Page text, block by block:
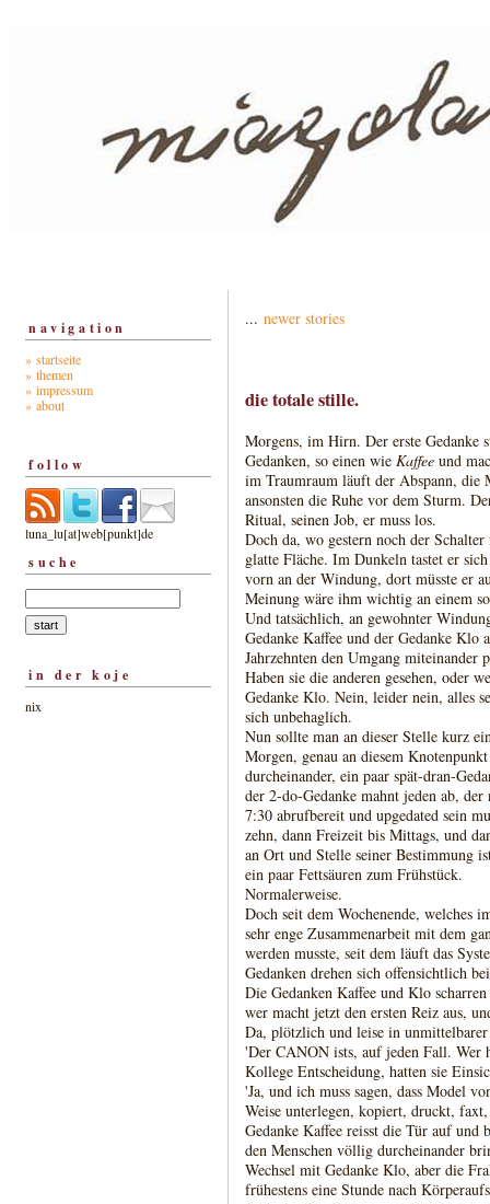
navigation
» startseite
» themen
» impressum
» about
follow
luna_lu[at]web[punkt]de
suche
in der koje
nix
... newer stories
die totale stille.
Morgens, im Hirn. Der erste Gedanke
Gedanken, so einen wie Kaffee und
im Traumraum läuft der Abspann, die
ansonsten die Ruhe vor dem Sturm.
Ritual, seinen Job, er muss los.
Doch da, wo gestern noch der
glatte Fläche. Im Dunkeln tastet er
vorn an der Windung, dort müsste er
Meinung wäre ihm wichtig an einem
Und tatsächlich, an gewohnter
Gedanke Kaffee und der Gedanke
Jahrzehnten den Umgang miteinander
Haben sie die anderen gesehen, oder
Gedanke Klo. Nein, leider nein, alles
sich unbehaglich.
Nun sollte man an dieser Stelle kurz
Morgen, genau an diesem
durcheinander, ein paar spät-dran-
der 2-do-Gedanke mahnt jeden ab,
7:30 abrufbereit und upgedated sein
zehn, dann Freizeit bis Mittags, und
an Ort und Stelle seiner Bestimmung
ein paar Fettsäuren zum Frühstück.
Normalerweise.
Doch seit dem Wochenende,
sehr enge Zusammenarbeit mit dem
werden musste, seit dem läuft das
Gedanken drehen sich offensichtlich
Die Gedanken Kaffee und Klo
wer macht jetzt den ersten Reiz aus,
Da, plötzlich und leise in
'Der CANON ists, auf jeden Fall. Wer
Kollege Entscheidung, hatten sie
'Ja, und ich muss sagen, dass Model
Weise unterlegen, kopiert, druckt,
Gedanke Kaffee reisst die Tür auf
den Menschen völlig durcheinander
Wechsel mit Gedanke Klo, aber die
frühestens eine Stunde nach